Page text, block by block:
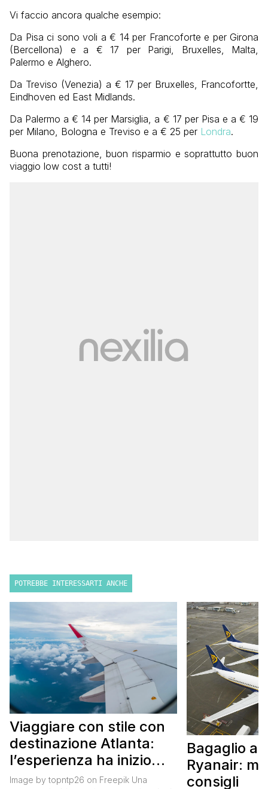
Vi faccio ancora qualche esempio:
Da Pisa ci sono voli a € 14 per Francoforte e per Girona
(Bercellona) e a € 17 per Parigi, Bruxelles, Malta,
Palermo e Alghero.
Da Treviso (Venezia) a € 17 per Bruxelles, Francofortte,
Eindhoven ed East Midlands.
Da Palermo a € 14 per Marsiglia, a € 17 per Pisa e a € 19
per Milano, Bologna e Treviso e a € 25 per Londra.
Buona prenotazione, buon risparmio e soprattutto buon
viaggio low cost a tutti!
POTREBBE INTERESSARTI ANCHE
Viaggiare con stile con
destinazione Atlanta:
l’esperienza ha inizio
con un volo Air France
Image by topntp26 on Freepik Una
Bagaglio a
Ryanair:
consigli